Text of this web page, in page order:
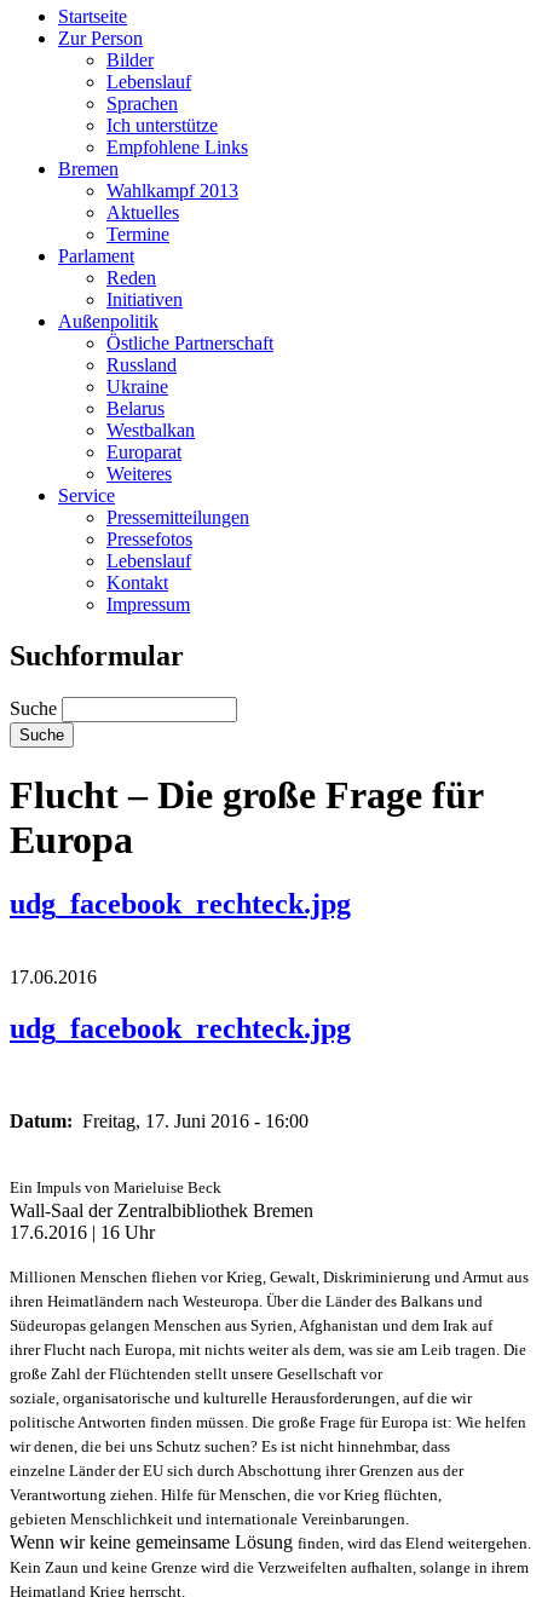
Startseite
Zur Person
Bilder
Lebenslauf
Sprachen
Ich unterstütze
Empfohlene Links
Bremen
Wahlkampf 2013
Aktuelles
Termine
Parlament
Reden
Initiativen
Außenpolitik
Östliche Partnerschaft
Russland
Ukraine
Belarus
Westbalkan
Europarat
Weiteres
Service
Pressemitteilungen
Pressefotos
Lebenslauf
Kontakt
Impressum
Suchformular
Suche
Flucht – Die große Frage für
Europa
udg_facebook_rechteck.jpg
17.06.2016
udg_facebook_rechteck.jpg
Datum: Freitag, 17. Juni 2016 - 16:00
Ein Impuls von Marieluise Beck
Wall-Saal der Zentralbibliothek Bremen
17.6.2016 | 16 Uhr
Millionen Menschen fliehen vor Krieg, Gewalt, Diskriminierung und Armut aus
ihren Heimatländern nach Westeuropa. Über die Länder des Balkans und
Südeuropas gelangen Menschen aus Syrien, Afghanistan und dem Irak auf
ihrerFlucht nach Europa, mit nichts weiter als dem, was sie am Leib tragen. Die
große Zahl derFlüchtenden stellt unsere Gesellschaft vor
soziale, organisatorische und kulturelle Herausforderungen, auf die wir
politische Antworten finden müssen. Die große Frage für Europa ist: Wie helfen
wir denen, die bei uns Schutz suchen? Es ist nicht hinnehmbar, dass
einzelne Länder der EU sich durch Abschottung ihrerGrenzen aus der
Verantwortung ziehen. Hilfe für Menschen, die vor Krieg flüchten,
gebieten Menschlichkeit und internationale Vereinbarungen.
Wenn wir keine gemeinsame Lösung finden, wird das Elend weitergehen.
Kein Zaun und keine Grenze wird die Verzweifelten aufhalten, solange in ihrem
Heimatland Krieg herrscht.